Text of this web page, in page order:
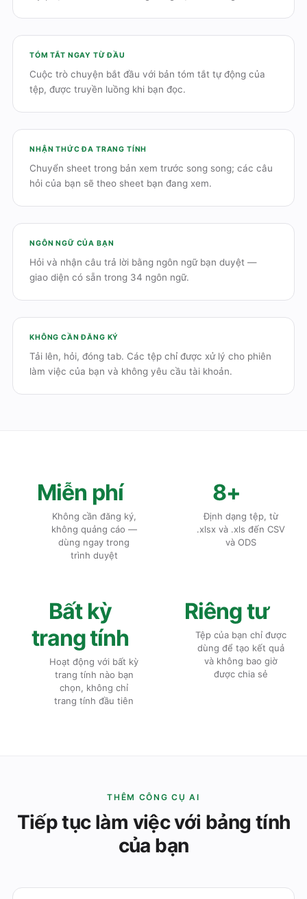
TÓM TẮT NGAY TỪ ĐẦU
Cuộc trò chuyện bắt đầu với bản tóm tắt tự động của
tệp, được truyền luồng khi bạn đọc.
NHẬN THỨC ĐA TRANG TÍNH
Chuyển sheet trong bản xem trước song song; các câu
hỏi của bạn sẽ theo sheet bạn đang xem.
NGÔN NGỮ CỦA BẠN
Hỏi và nhận câu trả lời bằng ngôn ngữ bạn duyệt —
giao diện có sẵn trong 34 ngôn ngữ.
KHÔNG CẦN ĐĂNG KÝ
Tải lên, hỏi, đóng tab. Các tệp chỉ được xử lý cho phiên
làm việc của bạn và không yêu cầu tài khoản.
Miễn phí
Không cần đăng ký,
không quảng cáo —
dùng ngay trong
trình duyệt
8+
Định dạng tệp, từ
.xlsx và .xls đến CSV
và ODS
Bất kỳ
trang tính
Hoạt động với bất kỳ
trang tính nào bạn
chọn, không chỉ
trang tính đầu tiên
Riêng tư
Tệp của bạn chỉ được
dùng để tạo kết quả
và không bao giờ
được chia sẻ
THÊM CÔNG CỤ AI
Tiếp tục làm việc với bảng tính
của bạn